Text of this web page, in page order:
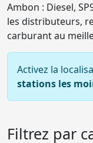
Ambon : Diesel,
les distributeurs,
carburant au
Activez la
stations les
Filtrez par